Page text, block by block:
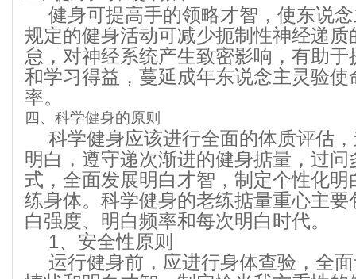
健身可提高手的领略才智，使东说
规定的健身活动可减少扼制性神经递
怠，对神经系统产生致密影响，有助
和学习得益，蔓延成年东说念主灵验
率。
四、科学健身的原则
科学健身应该进行全面的体质评估
明白，遵守递次渐进的健身掂量，过
式，全面发展明白才智，制定个性化
练身体。科学健身的老练掂量重心主
白强度、明白频率和每次明白时代。
1、安全性原则
运行健身前，应进行身体查验，全